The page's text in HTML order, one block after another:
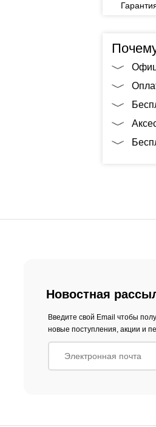
Новостная
Введите свой Email чтобы
новые поступления, акции и